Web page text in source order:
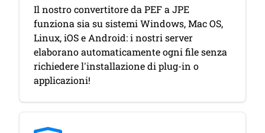
Il nostro convertitore da PEF a JPE
funziona sia su sistemi Windows, Mac OS,
Linux, iOS e Android: i nostri server
elaborano automaticamente ogni file senza
richiedere l'installazione di plug-in o
applicazioni!